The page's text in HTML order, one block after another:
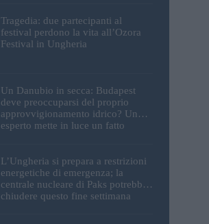
Tragedia: due partecipanti al
festival perdono la vita all’Ozora
Festival in Ungheria
Un Danubio in secca: Budapest
deve preoccuparsi del proprio
approvvigionamento idrico? Un
esperto mette in luce un fatto
L’Ungheria si prepara a restrizioni
energetiche di emergenza; la
centrale nucleare di Paks potrebbe
chiudere questo fine settimana